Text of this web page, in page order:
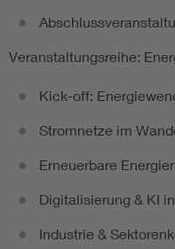
Veranstaltungsreihe:
Kick-off:
Stromnetze im
Erneuerbare
Digitalisierung & KI
Industrie &